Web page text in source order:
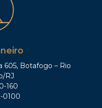
605, Botafogo – Rio
RJ
160
0100